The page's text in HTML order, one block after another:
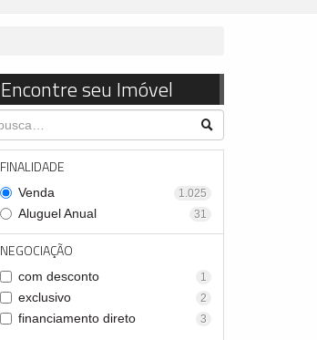
Encontre seu Imóvel
FINALIDADE
Venda 1.025
Aluguel Anual 31
NEGOCIAÇÃO
com desconto 1
exclusivo 2
financiamento direto 3